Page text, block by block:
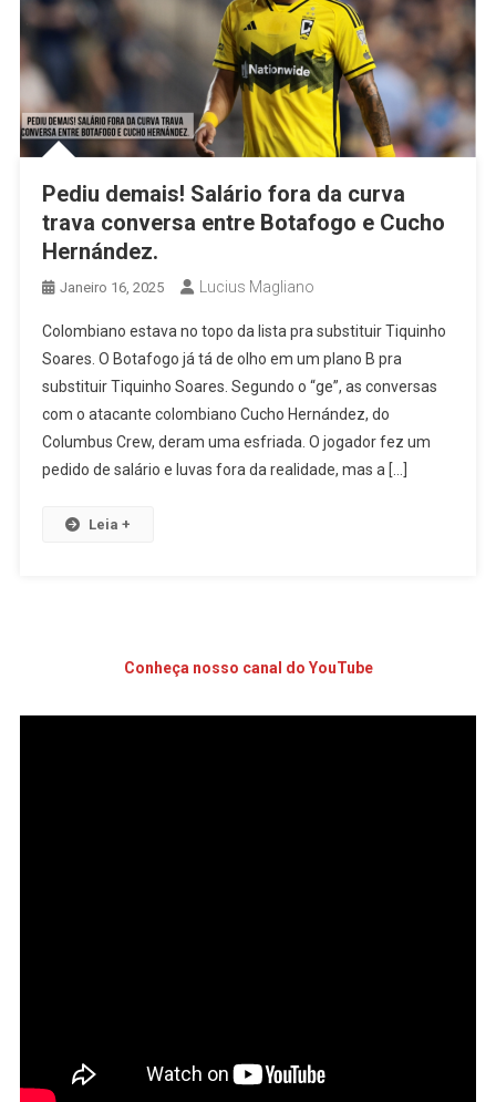
Pediu demais! Salário fora da curva
trava conversa entre Botafogo e Cucho
Hernández.
Janeiro 16, 2025 Lucius Magliano
Colombiano estava no topo da lista pra substituir Tiquinho
Soares. O Botafogo já tá de olho em um plano B pra
substituir Tiquinho Soares. Segundo o “ge”, as conversas
com o atacante colombiano Cucho Hernández, do
Columbus Crew, deram uma esfriada. O jogador fez um
pedido de salário e luvas fora da realidade, mas a […]
Leia +
Conheça nosso canal do YouTube